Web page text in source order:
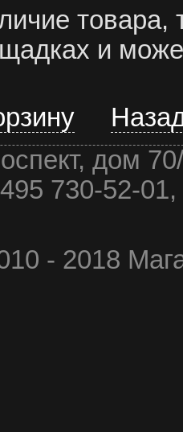
товара,
и
дом
730-52-
- 2018